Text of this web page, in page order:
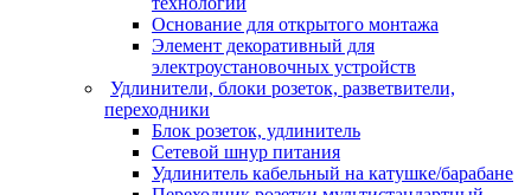
Основание для открытого монтажа
Элемент декоративный для
электроустановочных устройств
Удлинители, блоки розеток, разветвители,
переходники
Блок розеток, удлинитель
Сетевой шнур питания
Удлинитель кабельный на катушке/барабане